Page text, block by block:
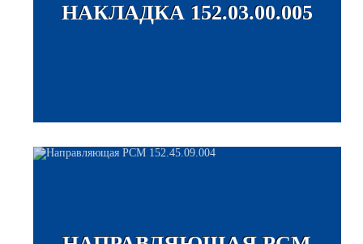
НАКЛАДКА 152.03.00.005